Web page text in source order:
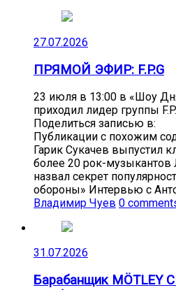
27.07.2026
ПРЯМОЙ ЭФИР: F.P.G
23 июля в 13:00 в «Шоу
приходил лидер группы
Поделиться записью в:
Публикации с похожим
Гарик Сукачев выпустил
более 20 рок-музыкантов
назвал секрет
обороны» Интервью с
Владимир Чуев 0
31.07.2026
Барабанщик MÖTLEY